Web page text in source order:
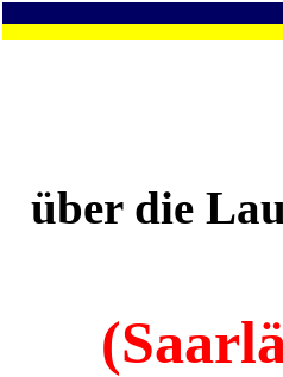
über die